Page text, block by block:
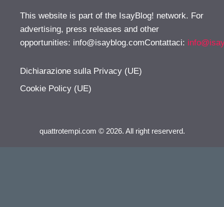
This website is part of the IsayBlog! network. For
advertising, press releases and other
opportunities: info@isayblog.comContattaci:
Dichiarazione sulla Privacy (UE)
Cookie Policy (UE)
quattrotempi.com © 2026. All right reserverd.